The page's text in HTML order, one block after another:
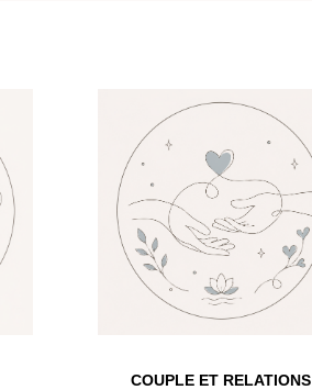
COUPLE ET RELATIONS